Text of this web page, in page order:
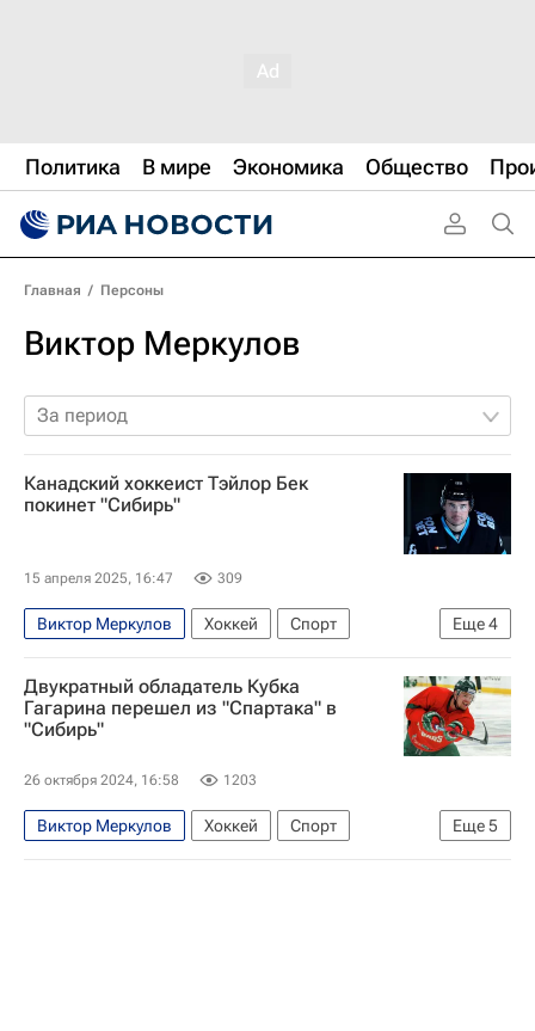
Политика В мире Экономика Общество
Главная / Персоны
Виктор Меркулов
За период
Канадский хоккеист Тэйлор Бек
покинет "Сибирь"
15 апреля 2025, 16:47 309
Еще4
Виктор Меркулов Хоккей
Спорт
Новосибирск
Тэйлор Бек
Тревор Мерфи
Сибирь
Двукратный обладатель Кубка
Гагарина перешел из "Спартака" в
"Сибирь"
26 октября 2024, 16:58 1203
Еще5
Виктор Меркулов Хоккей
Спорт
Роман Рукавишников
Никита Ефремов